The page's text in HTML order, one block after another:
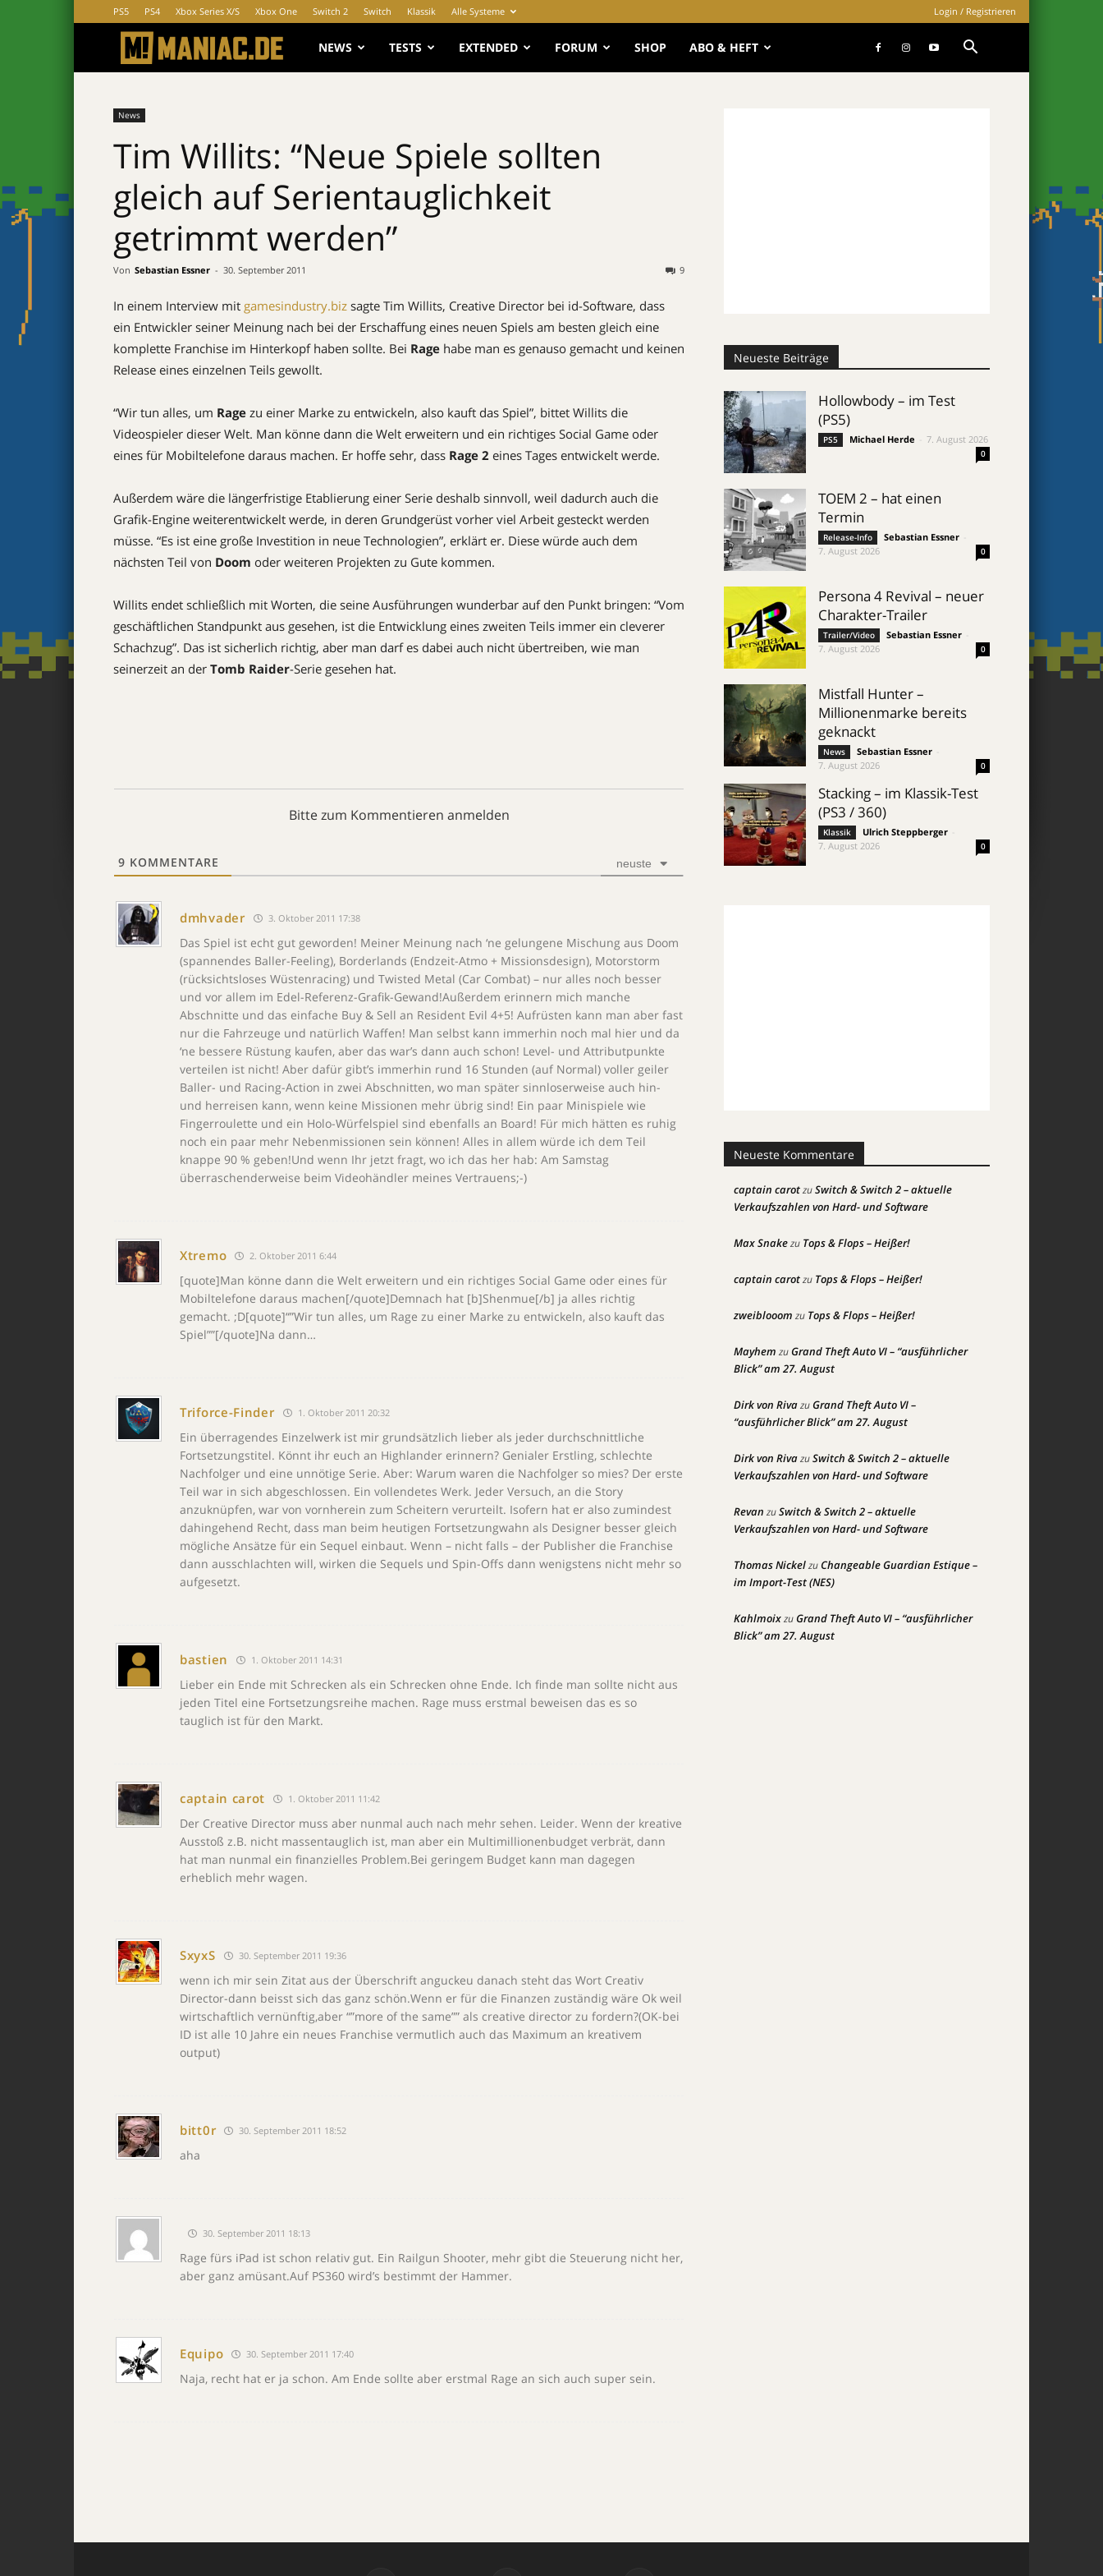
PS5 PS4 Xbox Series X/S Xbox One Switch 2 Switch Klassik Alle Systeme Login / Registrieren
MANIAC.de
NEWS TESTS EXTENDED FORUM SHOP ABO & HEFT
News
Tim Willits: “Neue Spiele sollten
gleich auf Serientauglichkeit
getrimmt werden”
Von Sebastian Essner - 30. September 2011 9
In einem Interview mit gamesindustry.biz sagte Tim Willits, Creative Director bei id-Software, dass
ein Entwickler seiner Meinung nach bei der Erschaffung eines neuen Spiels am besten gleich eine
komplette Franchise im Hinterkopf haben sollte. Bei Rage habe man es genauso gemacht und keinen
Release eines einzelnen Teils gewollt.
“Wir tun alles, um Rage zu einer Marke zu entwickeln, also kauft das Spiel”, bittet Willits die
Videospieler dieser Welt. Man könne dann die Welt erweitern und ein richtiges Social Game oder
eines für Mobiltelefone daraus machen. Er hoffe sehr, dass Rage 2 eines Tages entwickelt werde.
Außerdem wäre die längerfristige Etablierung einer Serie deshalb sinnvoll, weil dadurch auch die
Grafik-Engine weiterentwickelt werde, in deren Grundgerüst vorher viel Arbeit gesteckt werden
müsse. “Es ist eine große Investition in neue Technologien”, erklärt er. Diese würde auch dem
nächsten Teil von Doom oder weiteren Projekten zu Gute kommen.
Willits endet schließlich mit Worten, die seine Ausführungen wunderbar auf den Punkt bringen: “Vom
geschäftlichen Standpunkt aus gesehen, ist die Entwicklung eines zweiten Teils immer ein cleverer
Schachzug”. Das ist sicherlich richtig, aber man darf es dabei auch nicht übertreiben, wie man
seinerzeit an der Tomb Raider-Serie gesehen hat.
Bitte zum Kommentieren anmelden
9 KOMMENTARE neuste
dmhvader 3. Oktober 2011 17:38
Das Spiel ist echt gut geworden! Meiner Meinung nach ‘ne gelungene Mischung aus Doom
(spannendes Baller-Feeling), Borderlands (Endzeit-Atmo + Missionsdesign), Motorstorm
(rücksichtsloses Wüstenracing) und Twisted Metal (Car Combat) – nur alles noch besser
und vor allem im Edel-Referenz-Grafik-Gewand!Außerdem erinnern mich manche
Abschnitte und das einfache Buy & Sell an Resident Evil 4+5! Aufrüsten kann man aber fast
nur die Fahrzeuge und natürlich Waffen! Man selbst kann immerhin noch mal hier und da
‘ne bessere Rüstung kaufen, aber das war’s dann auch schon! Level- und Attributpunkte
verteilen ist nicht! Aber dafür gibt’s immerhin rund 16 Stunden (auf Normal) voller geiler
Baller- und Racing-Action in zwei Abschnitten, wo man später sinnloserweise auch hin-
und herreisen kann, wenn keine Missionen mehr übrig sind! Ein paar Minispiele wie
Fingerroulette und ein Holo-Würfelspiel sind ebenfalls an Board! Für mich hätten es ruhig
noch ein paar mehr Nebenmissionen sein können! Alles in allem würde ich dem Teil
knappe 90 % geben!Und wenn Ihr jetzt fragt, wo ich das her hab: Am Samstag
überraschenderweise beim Videohändler meines Vertrauens;-)
Xtremo 2. Oktober 2011 6:44
[quote]Man könne dann die Welt erweitern und ein richtiges Social Game oder eines für
Mobiltelefone daraus machen[/quote]Demnach hat [b]Shenmue[/b] ja alles richtig
gemacht. ;D[quote]“”Wir tun alles, um Rage zu einer Marke zu entwickeln, also kauft das
Spiel””[/quote]Na dann…
Triforce-Finder 1. Oktober 2011 20:32
Ein überragendes Einzelwerk ist mir grundsätzlich lieber als jeder durchschnittliche
Fortsetzungstitel. Könnt ihr euch an Highlander erinnern? Genialer Erstling, schlechte
Nachfolger und eine unnötige Serie. Aber: Warum waren die Nachfolger so mies? Der erste
Teil war in sich abgeschlossen. Ein vollendetes Werk. Jeder Versuch, an die Story
anzuknüpfen, war von vornherein zum Scheitern verurteilt. Isofern hat er also zumindest
dahingehend Recht, dass man beim heutigen Fortsetzungwahn als Designer besser gleich
mögliche Ansätze für ein Sequel einbaut. Wenn – nicht falls – der Publisher die Franchise
dann ausschlachten will, wirken die Sequels und Spin-Offs dann wenigstens nicht mehr so
aufgesetzt.
bastien 1. Oktober 2011 14:31
Lieber ein Ende mit Schrecken als ein Schrecken ohne Ende. Ich finde man sollte nicht aus
jeden Titel eine Fortsetzungsreihe machen. Rage muss erstmal beweisen das es so
tauglich ist für den Markt.
captain carot 1. Oktober 2011 11:42
Der Creative Director muss aber nunmal auch nach mehr sehen. Leider. Wenn der kreative
Ausstoß z.B. nicht massentauglich ist, man aber ein Multimillionenbudget verbrät, dann
hat man nunmal ein finanzielles Problem.Bei geringem Budget kann man dagegen
erheblich mehr wagen.
SxyxS 30. September 2011 19:36
wenn ich mir sein Zitat aus der Überschrift anguckeu danach steht das Wort Creativ
Director-dann beisst sich das ganz schön.Wenn er für die Finanzen zuständig wäre Ok weil
wirtschaftlich vernünftig,aber “”more of the same”” als creative director zu fordern?(OK-bei
ID ist alle 10 Jahre ein neues Franchise vermutlich auch das Maximum an kreativem
output)
bitt0r 30. September 2011 18:52
aha
30. September 2011 18:13
Rage fürs iPad ist schon relativ gut. Ein Railgun Shooter, mehr gibt die Steuerung nicht her,
aber ganz amüsant.Auf PS360 wird’s bestimmt der Hammer.
Equipo 30. September 2011 17:40
Naja, recht hat er ja schon. Am Ende sollte aber erstmal Rage an sich auch super sein.
Neueste Beiträge
Hollowbody – im Test
(PS5)
PS5 Michael Herde 7. August 2026
0
TOEM 2 – hat einen
Termin
Release-Info Sebastian Essner
7. August 2026
0
Persona 4 Revival – neuer
Charakter-Trailer
Trailer/Video Sebastian Essner
7. August 2026
0
Mistfall Hunter –
Millionenmarke bereits
geknackt
News Sebastian Essner
7. August 2026
0
Stacking – im Klassik-Test
(PS3 / 360)
Klassik Ulrich Steppberger
7. August 2026
0
Neueste Kommentare
captain carotzuSwitch & Switch 2 – aktuelle
Verkaufszahlen von Hard- und Software
Max Snakezu Tops & Flops – Heißer!
captain carotzu Tops & Flops – Heißer!
zweiblooom zu Tops & Flops – Heißer!
Mayhem zuGrand Theft Auto VI – “ausführlicher
Blick” am 27. August
Dirk von RivazuGrand Theft Auto VI –
“ausführlicher Blick” am 27. August
Dirk von RivazuSwitch & Switch 2 – aktuelle
Verkaufszahlen von Hard- und Software
Revan zuSwitch & Switch 2 – aktuelle
Verkaufszahlen von Hard- und Software
Thomas NickelzuChangeable Guardian Estique –
im Import-Test (NES)
KahlmoixzuGrand Theft Auto VI – “ausführlicher
Blick” am 27. August